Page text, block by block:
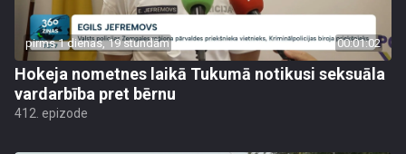
pirms 1 dienas, 19 stundām 00:01:02
Hokeja nometnes laikā Tukumā notikusi seksuāla
vardarbība pret bērnu
412. epizode